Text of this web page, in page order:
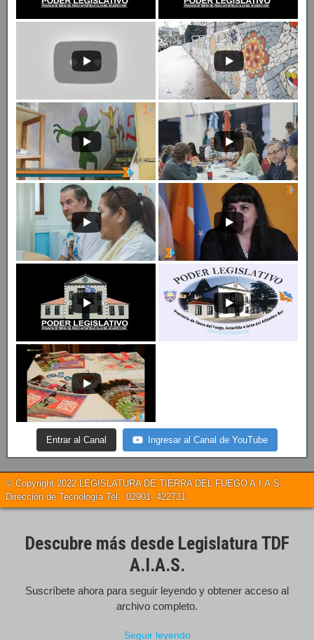
Entrar al Canal Ingresar al Canal de YouTube
© Copyright 2022 LEGISLATURA DE TIERRA DEL FUEGO A.I.A.S.
Dirección de Tecnología Tel.: 02901- 422731
Descubre más desde Legislatura TDF
A.I.A.S.
Suscríbete ahora para seguir leyendo y obtener acceso al
archivo completo.
Seguir leyendo